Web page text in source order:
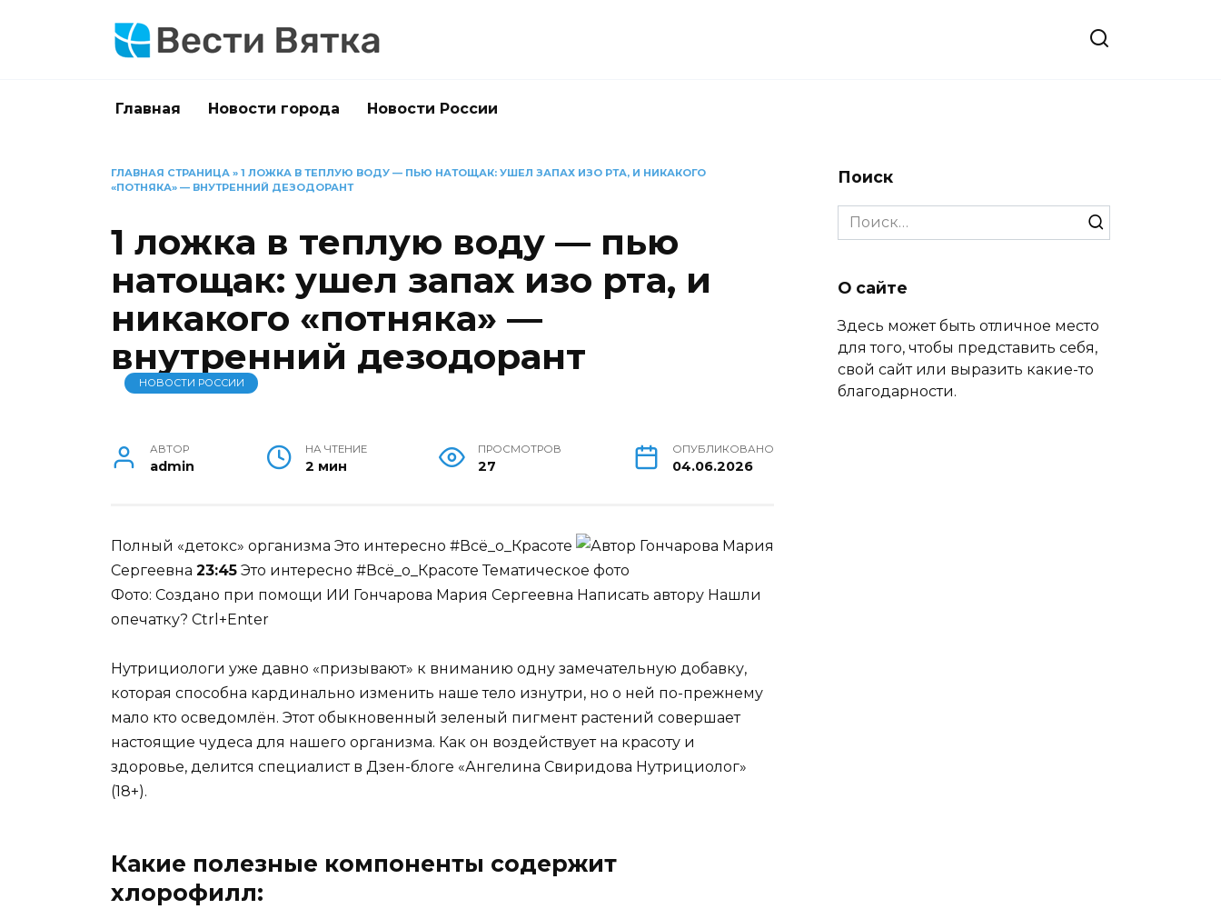
Главная Новости города Новости России
ГЛАВНАЯ СТРАНИЦА » 1 ЛОЖКА В ТЕПЛУЮ ВОДУ — ПЬЮ НАТОЩАК: УШЕЛ ЗАПАХ ИЗО РТА, И НИКАКОГО
«ПОТНЯКА» — ВНУТРЕННИЙ ДЕЗОДОРАНТ
1 ложка в теплую воду — пью
натощак: ушел запах изо рта, и
никакого «потняка» —
внутренний дезодорант
НОВОСТИ РОССИИ
АВТОР
admin
НА ЧТЕНИЕ
2 мин
ПРОСМОТРОВ
27
ОПУБЛИКОВАНО
04.06.2026
Полный «детокс» организма Это интересно #Всё_о_Красоте
Гончарова Мария
Сергеевна 23:45 Это интересно #Всё_о_Красоте Тематическое фото
Фото: Создано при помощи ИИ Гончарова Мария Сергеевна Написать автору Нашли
опечатку? Ctrl+Enter
Нутрициологи уже давно «призывают» к вниманию одну замечательную добавку,
которая способна кардинально изменить наше тело изнутри, но о ней по-прежнему
мало кто осведомлён. Этот обыкновенный зеленый пигмент растений совершает
настоящие чудеса для нашего организма. Как он воздействует на красоту и
здоровье, делится специалист в Дзен-блоге «Ангелина Свиридова Нутрициолог»
(18+).
Какие полезные компоненты содержит
хлорофилл:
Поиск
Search
for:
О сайте
Здесь может быть отличное место
для того, чтобы представить себя,
свой сайт или выразить какие-то
благодарности.